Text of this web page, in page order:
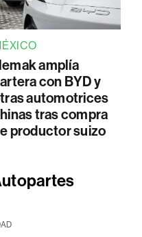
amplía
con BYD y
automotrices
tras compra
productor suizo